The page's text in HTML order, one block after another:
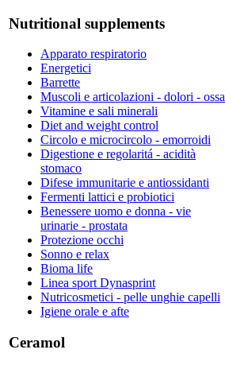
Nutritional supplements
Apparato respiratorio
Energetici
Barrette
Muscoli e articolazioni - dolori - ossa
Vitamine e sali minerali
Diet and weight control
Circolo e microcircolo - emorroidi
Digestione e regolaritá - acidità
stomaco
Difese immunitarie e antiossidanti
Fermenti lattici e probiotici
Benessere uomo e donna - vie
urinarie - prostata
Protezione occhi
Sonno e relax
Bioma life
Linea sport Dynasprint
Nutricosmetici - pelle unghie capelli
Igiene orale e afte
Ceramol